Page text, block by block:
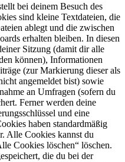
bei deinem Besuch des
sind kleine Textdateien, die
ablegt und die zwischen
erhalten bleiben. In diesen
Sitzung (damit dir alle
können), Informationen
(zur Markierung dieser als
angemeldet bist) sowie
an Umfragen (sofern du
Ferner werden deine
und eine
haben standardmäßig
Alle Cookies kannst du
Cookies löschen“ löschen.
die du bei der